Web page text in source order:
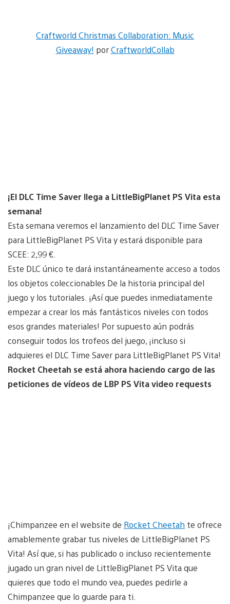
Craftworld Christmas Collaboration: Music
Giveaway! porCraftworldCollab
¡El DLC Time Saver llega a LittleBigPlanet PS Vita esta
semana!
Esta semana veremos el lanzamiento del DLC Time Saver
para LittleBigPlanet PS Vita y estará disponible para
SCEE: 2,99 €.
Este DLC único te dará instantáneamente acceso a todos
los objetos coleccionables De la historia principal del
juego y los tutoriales. ¡Así que puedes inmediatamente
empezar a crear los más fantásticos niveles con todos
esos grandes materiales! Por supuesto aún podrás
conseguir todos los trofeos del juego, ¡incluso si
adquieres el DLC Time Saver para LittleBigPlanet PS Vita!
Rocket Cheetah se está ahora haciendo cargo de las
peticiones de vídeos de LBP PS Vita video requests
¡Chimpanzee en el website de Rocket Cheetah te ofrece
amablemente grabar tus niveles de LittleBigPlanet PS
Vita! Así que, si has publicado o incluso recientemente
jugado un gran nivel de LittleBigPlanet PS Vita que
quieres que todo el mundo vea, puedes pedirle a
Chimpanzee que lo guarde para ti.